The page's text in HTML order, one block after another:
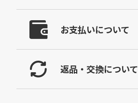
お支払いについて
返品・交換について